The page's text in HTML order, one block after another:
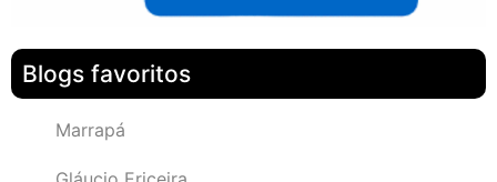
Blogs favoritos
Marrapá